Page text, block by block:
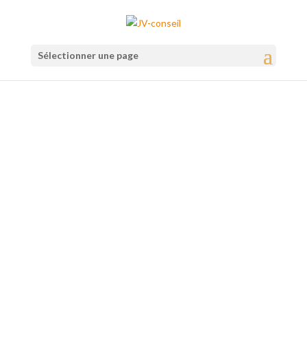
Sélectionner une page